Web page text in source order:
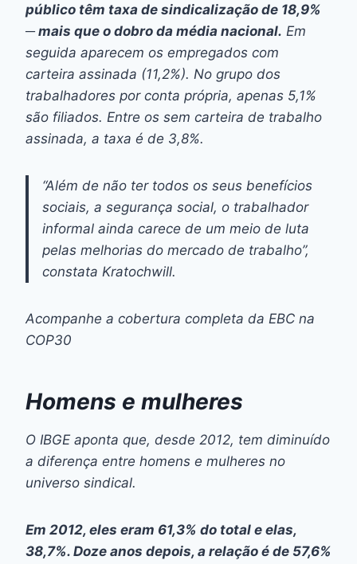
público têm taxa de sindicalização de 18,9%
─ mais que o dobro da média nacional. Em
seguida aparecem os empregados com
carteira assinada (11,2%). No grupo dos
trabalhadores por conta própria, apenas 5,1%
são filiados. Entre os sem carteira de trabalho
assinada, a taxa é de 3,8%.
“Além de não ter todos os seus benefícios
sociais, a segurança social, o trabalhador
informal ainda carece de um meio de luta
pelas melhorias do mercado de trabalho”,
constata Kratochwill.
Acompanhe a cobertura completa da EBC na
COP30
Homens e mulheres
O IBGE aponta que, desde 2012, tem diminuído
a diferença entre homens e mulheres no
universo sindical.
Em 2012, eles eram 61,3% do total e elas,
38,7%. Doze anos depois, a relação é de 57,6%